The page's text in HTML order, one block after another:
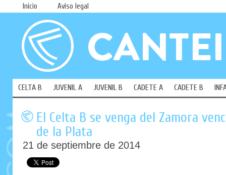
Inicio Aviso legal
CELTA B JUVENIL A JUVENIL B CADETE A CADETE B
El Celta B se venga del Zamora
de la Plata
21 de septiembre de 2014